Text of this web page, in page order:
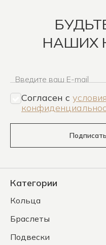
НАШИХ
Введите ваш E-mail
Согласен c
Категории
Кольца
Браслеты
Подвески